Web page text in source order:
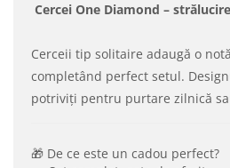
Cercei One Diamond –
Cerceii tip solitaire adaugă o
completând perfect setul.
potriviți pentru purtare zilnică
🎁 De ce este un cadou perfect?